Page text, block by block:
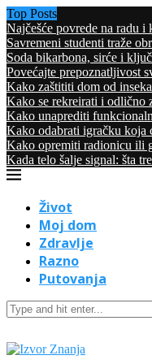
Top Posts
Najčešće povrede na radu i
Savremeni studenti traže
Soda bikarbona, sirće i
Povećajte prepoznatljivost
Kako zaštititi dom od
Kako se rekreirati i odlično
Kako unaprediti
Kako odabrati igračku koja
Kako opremiti radionicu ili
Kada telo šalje signal: šta
Život
Moj dom
Zdravlje
Razno
Putovanja